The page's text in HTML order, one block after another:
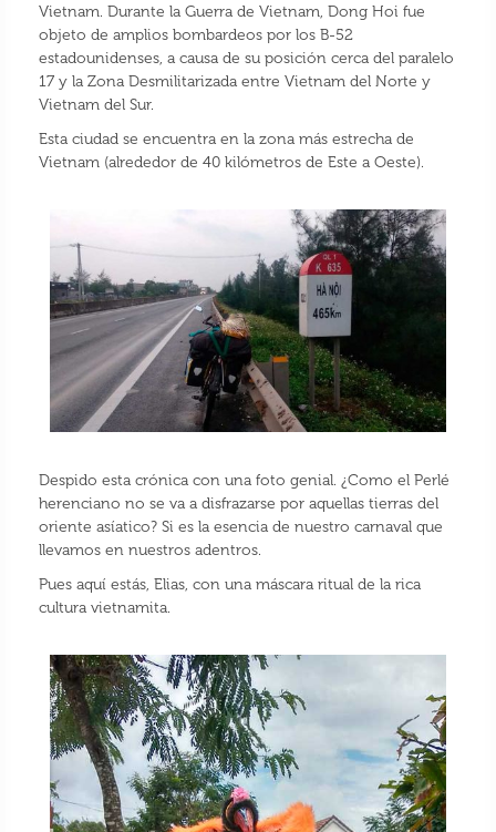
Vietnam. Durante la Guerra de Vietnam, Dong Hoi fue
objeto de amplios bombardeos por los B-52
estadounidenses, a causa de su posición cerca del paralelo
17 y la Zona Desmilitarizada entre Vietnam del Norte y
Vietnam del Sur.
Esta ciudad se encuentra en la zona más estrecha de
Vietnam (alrededor de 40 kilómetros de Este a Oeste).
Despido esta crónica con una foto genial. ¿Como el Perlé
herenciano no se va a disfrazarse por aquellas tierras del
oriente asíatico? Si es la esencia de nuestro carnaval que
llevamos en nuestros adentros.
Pues aquí estás, Elias, con una máscara ritual de la rica
cultura vietnamita.